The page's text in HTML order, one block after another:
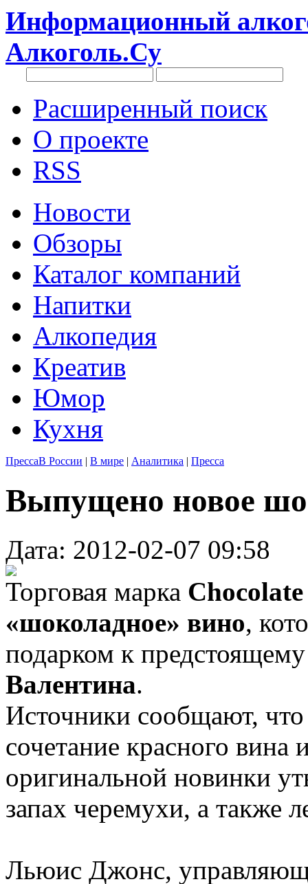
Информационный
Алкоголь.Су
Расширенный поиск
О проекте
RSS
Новости
Обзоры
Каталог компаний
Напитки
Алкопедия
Креатив
Юмор
Кухня
ПрессаВ России | В мире | Аналитика | Пресса
Выпущено новое
Дата: 2012-02-07 09:58
Торговая марка
«шоколадное» вино,
подарком к
Валентина.
Источники сообщают,
сочетание красного
оригинальной новинки
запах черемухи, а также
Льюис Джонс,